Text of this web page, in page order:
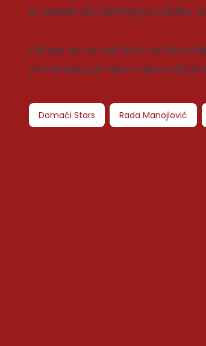
je uspela da zaintrigira publiku i
Ostaje da se vidi da li će Rada
će fanove još neko vreme držati
Domaći Stars Rada Manojlović